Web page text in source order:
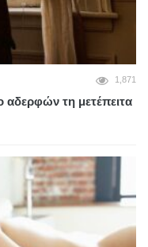
1,871
αδερφών τη μετέπειτα